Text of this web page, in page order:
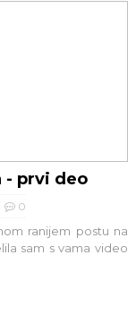
- prvi deo
0
ranijem postu na
sam s vama video